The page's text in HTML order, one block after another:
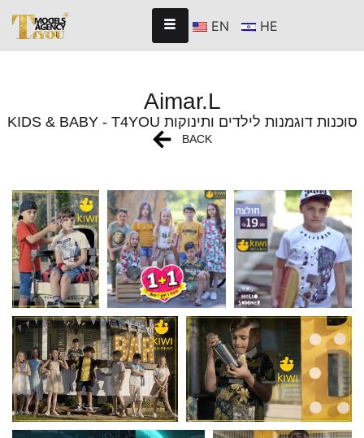
EN HE
Aimar.L
KIDS & BABY - T4YOU סוכנות דוגמנות לילדים ותינוקות
BACK